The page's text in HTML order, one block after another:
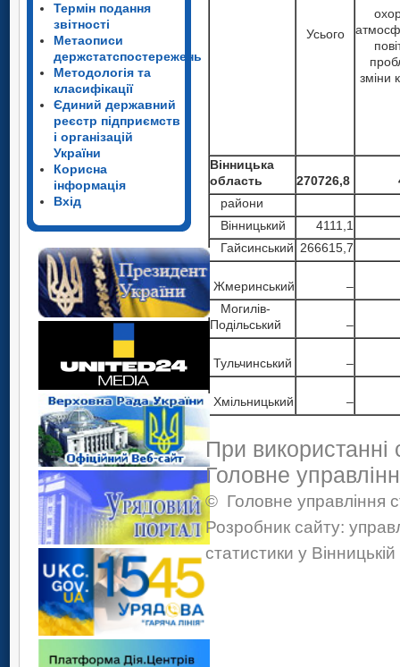
Термін подання
звітності
Метаописи
держстатспостережень
Методологія та
класифікації
Єдиний державний
реєстр підприємств
і організацій
України
Корисна
інформація
Вхід
Усього
зміни
Вінницька
область
270726,8
райони
Вінницький
4111,1
Гайсинський 266615,7
Жмеринський
–
Могилів-
Подільський
–
Тульчинський –
Хмільницький –
При використанні
Головне
© Головне управління
Розробник сайту:
статистики у Вінницькій